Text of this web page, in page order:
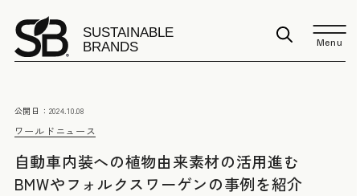
Menu
ワールドニュース
公開日： 2024.10.08
自動車内装への植物由来素材の活用進む
BMWやフォルクスワーゲンの事例を紹介